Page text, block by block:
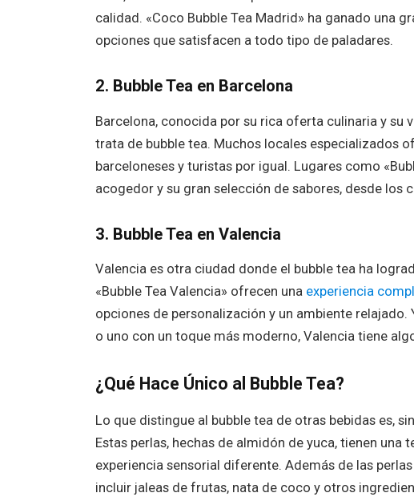
calidad. «Coco Bubble Tea Madrid» ha ganado una
opciones que satisfacen a todo tipo de paladares.
2. Bubble Tea en Barcelona
Barcelona, conocida por su rica oferta culinaria y su
trata de bubble tea. Muchos locales especializados
barceloneses y turistas por igual. Lugares como
acogedor y su gran selección de sabores, desde los
3. Bubble Tea en Valencia
Valencia es otra ciudad donde el bubble tea ha
«Bubble Tea Valencia» ofrecen una experiencia
opciones de personalización y un ambiente relajado.
o uno con un toque más moderno, Valencia tiene
¿Qué Hace Único al Bubble Tea?
Lo que distingue al bubble tea de otras bebidas es,
Estas perlas, hechas de almidón de yuca, tienen una
experiencia sensorial diferente. Además de las
incluir jaleas de frutas, nata de coco y otros